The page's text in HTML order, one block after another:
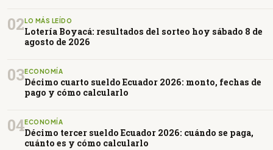
02LO MÁS LEÍDO
Lotería Boyacá: resultados del sorteo hoy sábado 8 de
agosto de 2026
03ECONOMÍA
Décimo cuarto sueldo Ecuador 2026: monto, fechas de
pago y cómo calcularlo
04ECONOMÍA
Décimo tercer sueldo Ecuador 2026: cuándo se paga,
cuánto es y cómo calcularlo